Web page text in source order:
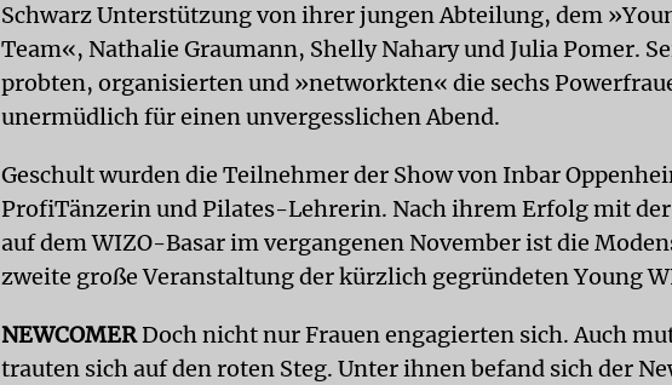
Schwarz Unterstützung von ihrer jungen Abteilung, dem
Team«, Nathalie Graumann, Shelly Nahary und Julia Pomer.
probten, organisierten und »networkten« die sechs
unermüdlich für einen unvergesslichen Abend.
Geschult wurden die Teilnehmer der Show von Inbar
ProfiTänzerin und Pilates-Lehrerin. Nach ihrem Erfolg mit
auf dem WIZO-Basar im vergangenen November ist die
zweite große Veranstaltung der kürzlich gegründeten Young
NEWCOMERDoch nicht nur Frauen engagierten sich. Auch
trauten sich auf den roten Steg. Unter ihnen befand sich der